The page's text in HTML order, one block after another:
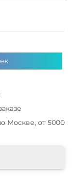
Москве, от 5000